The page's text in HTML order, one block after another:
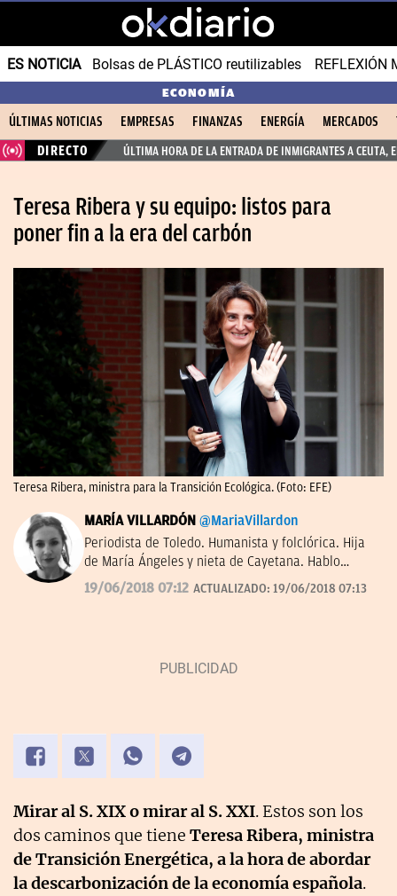
ES NOTICIA Bolsas de PLÁSTICO reutilizables REFLEXIÓN
ECONOMÍA
ÚLTIMAS NOTICIAS EMPRESAS FINANZAS ENERGÍA MERCADOS
DIRECTO
ÚLTIMA HORA DE LA ENTRADA DE INMIGRANTES A CEUTA,
Teresa Ribera y su equipo: listos para
poner fin a la era del carbón
Teresa Ribera, ministra para la Transición Ecológica. (Foto: EFE)
MARÍA VILLARDÓN @MariaVillardon
Periodista de Toledo. Humanista y folclórica. Hija
de María Ángeles y nieta de Cayetana. Hablo
rápido con amables personajes –Tusquets dixit–.
19/06/2018 07:12 ACTUALIZADO: 19/06/2018 07:13
Mirar al S. XIX o mirar al S. XXI. Estos son los
dos caminos que tiene Teresa Ribera, ministra
de Transición Energética, a la hora de abordar
la descarbonización de la economía española.